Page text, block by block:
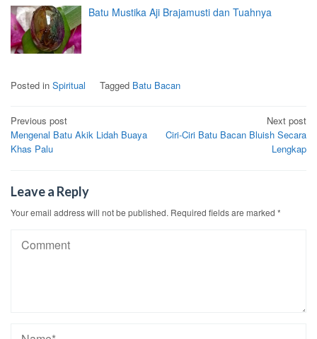
Batu Mustika Aji Brajamusti dan Tuahnya
Posted in Spiritual Tagged Batu Bacan
Post
navigation
Previous post
Mengenal Batu Akik Lidah Buaya
Khas Palu
Next post
Ciri-Ciri Batu Bacan Bluish Secara
Lengkap
Leave a Reply
Your email address will not be published. Required fields are marked *